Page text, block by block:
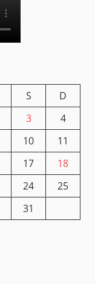
S
D
3
4
10
11
17
18
24
25
31